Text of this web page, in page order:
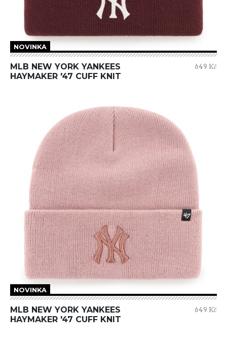
NOVINKA
MLB NEW YORK YANKEES
HAYMAKER '47 CUFF KNIT
649 Kč
NOVINKA
MLB NEW YORK YANKEES
HAYMAKER '47 CUFF KNIT
649 Kč